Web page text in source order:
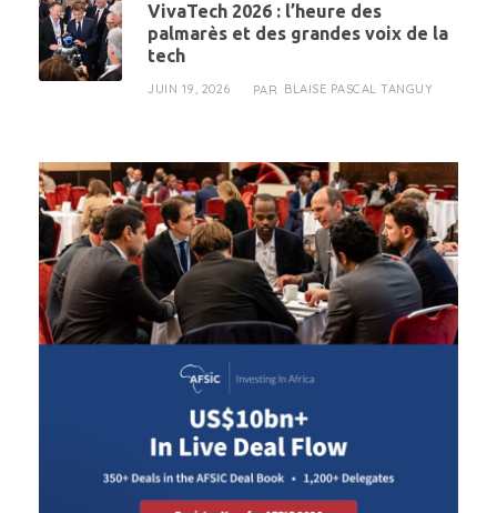
VivaTech 2026 : l’heure des
palmarès et des grandes voix de la
tech
JUIN 19, 2026 PAR BLAISE PASCAL TANGUY